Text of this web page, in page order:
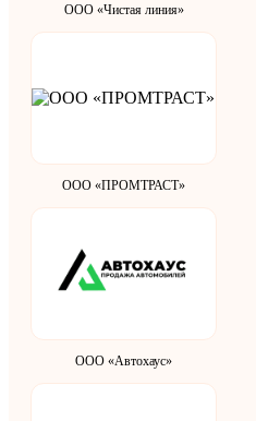
ООО «Чистая линия»
ООО «ПРОМТРАСТ»
ООО «Автохаус»